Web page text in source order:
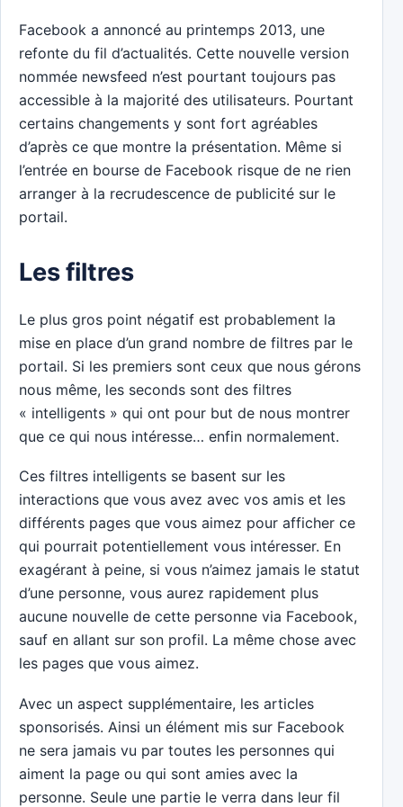
Facebook a annoncé au printemps 2013, une
refonte du fil d’actualités. Cette nouvelle version
nommée newsfeed n’est pourtant toujours pas
accessible à la majorité des utilisateurs. Pourtant
certains changements y sont fort agréables
d’après ce que montre la présentation. Même si
l’entrée en bourse de Facebook risque de ne rien
arranger à la recrudescence de publicité sur le
portail.
Les filtres
Le plus gros point négatif est probablement la
mise en place d’un grand nombre de filtres par le
portail. Si les premiers sont ceux que nous gérons
nous même, les seconds sont des filtres
« intelligents » qui ont pour but de nous montrer
que ce qui nous intéresse… enfin normalement.
Ces filtres intelligents se basent sur les
interactions que vous avez avec vos amis et les
différents pages que vous aimez pour afficher ce
qui pourrait potentiellement vous intéresser. En
exagérant à peine, si vous n’aimez jamais le statut
d’une personne, vous aurez rapidement plus
aucune nouvelle de cette personne via Facebook,
sauf en allant sur son profil. La même chose avec
les pages que vous aimez.
Avec un aspect supplémentaire, les articles
sponsorisés. Ainsi un élément mis sur Facebook
ne sera jamais vu par toutes les personnes qui
aiment la page ou qui sont amies avec la
personne. Seule une partie le verra dans leur fil